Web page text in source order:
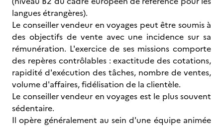
langues étrangères).
Le conseiller vendeur en voyages peut être soumis à
des objectifs de vente avec une incidence sur sa
rémunération. L'exercice de ses missions comporte
des repères contrôlables : exactitude des cotations,
rapidité d'exécution des tâches, nombre de ventes,
volume d'affaires, fidélisation de la clientèle.
Le conseiller vendeur en voyages est le plus souvent
sédentaire.
Il opère généralement au sein d'une équipe animée